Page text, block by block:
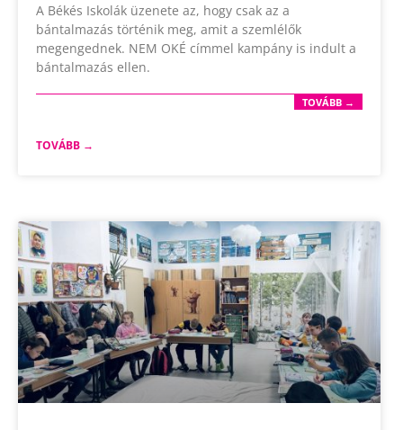
A Békés Iskolák üzenete az, hogy csak az a
bántalmazás történik meg, amit a szemlélők
megengednek. NEM OKÉ címmel kampány is indult a
bántalmazás ellen.
TOVÁBB →
TOVÁBB →